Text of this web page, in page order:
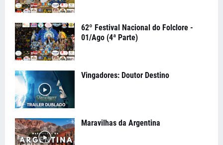
62º Festival Nacional do Folclore -
01/Ago (4ª Parte)
Vingadores: Doutor Destino
Maravilhas da Argentina